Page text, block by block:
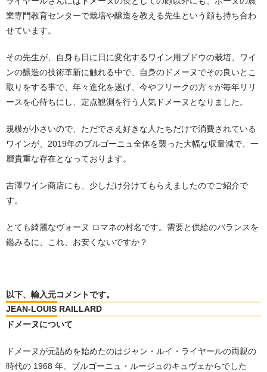
業専門教育センターで栽培や醸造を教える先生という顔も持ち合わ
せています。
その先生が、自身も日に日に変化するワイン用ブドウの栽培、ワイ
ンの醸造の技術革新に触れる中で、自身のドメーヌでその良いとこ
取りをする事で、年々進化を遂げ、今やフリークの方々が毎年リリ
ースを心待ちにし、定点観測を行う人気ドメーヌとなりました。
規模が小さいので、ただでさえ好きな人たちだけで消費されている
ワインが、2019年のブルゴーニュ全体を襲った大幅な収量減で、一
層貴重な存在となっております。
吉澤ワイン商店にも、少しだけ分けてもらえましたのでご紹介で
す。
とても綺麗なヴォーヌ ロマネの村名です。需要と供給のバランスを
鑑みるに、これ、お安くないですか？
以下、輸入元コメントです。
JEAN-LOUIS RAILLARD
ドメーヌについて
ドメーヌが元詰めを始めたのはジャン・ルイ・ライヤールの両親の
時代の 1968 年。ブルゴーニュ・ルージュのキュヴェからでした